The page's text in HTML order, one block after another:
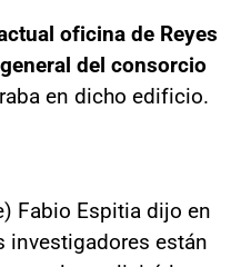
oficina de Reyes
del consorcio
en dicho edificio.
Fabio Espitia dijo en
investigadores están